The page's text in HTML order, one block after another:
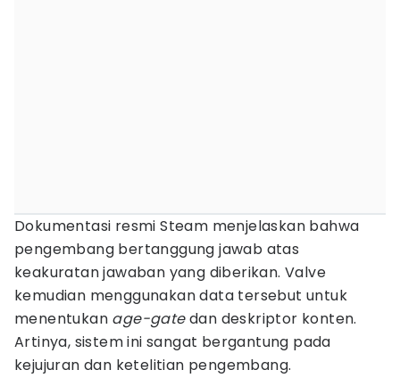
Dokumentasi resmi Steam menjelaskan bahwa
pengembang bertanggung jawab atas
keakuratan jawaban yang diberikan. Valve
kemudian menggunakan data tersebut untuk
menentukan age-gatedan deskriptor konten.
Artinya, sistem ini sangat bergantung pada
kejujuran dan ketelitian pengembang.